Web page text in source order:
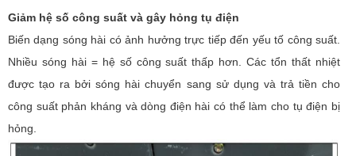
Giảm hệ số công suất và gây hỏng tụ điện
Biến dạng sóng hài có ảnh hưởng trực tiếp đến yếu tố công suất.
Nhiều sóng hài = hệ số công suất thấp hơn. Các tổn thất nhiệt
được tạo ra bởi sóng hài chuyển sang sử dụng và trả tiền cho
công suất phản kháng và dòng điện hài có thể làm cho tụ điện bị
hỏng.